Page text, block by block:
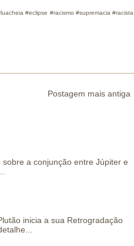
#eclipse #racismo #supremacia #racista
Postagem mais antiga
a conjunção entre Júpiter e
inicia a sua Retrogradação